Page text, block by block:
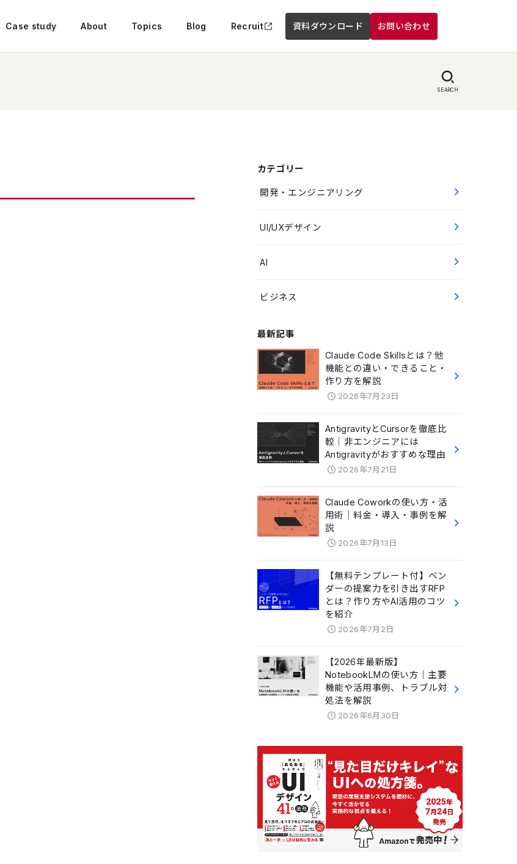
Case study About Topics Blog Recruit 資料ダウンロード お問い合わせ
SEARCH
カテゴリー
開発・エンジニアリング
UI/UXデザイン
AI
ビジネス
最新記事
Claude Code Skillsとは？他
機能との違い・できること・
作り方を解説
2026年7月23日
AntigravityとCursorを徹底比
較｜非エンジニアには
Antigravityがおすすめな理由
2026年7月21日
Claude Coworkの使い方・活
用術｜料金・導入・事例を解
説
2026年7月13日
【無料テンプレート付】ベン
ダーの提案力を引き出すRFP
とは？作り方やAI活用のコツ
を紹介
2026年7月2日
【2026年最新版】
NotebookLMの使い方｜主要
機能や活用事例、トラブル対
処法を解説
2026年6月30日